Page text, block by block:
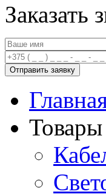
Заказать
Товары